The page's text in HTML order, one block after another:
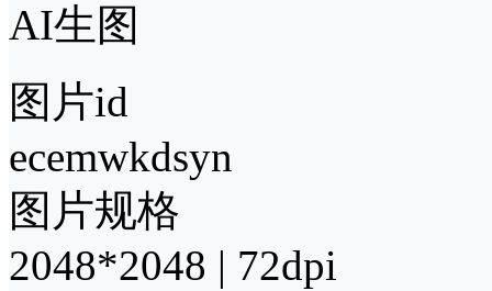
AI生图
图片id
ecemwkdsyn
图片规格
2048*2048 | 72dpi